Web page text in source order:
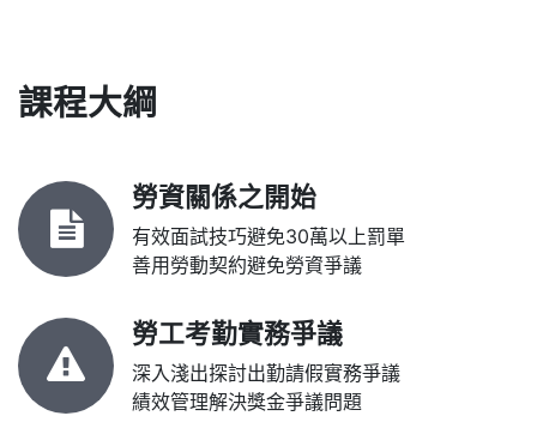
課程大綱
勞資關係之開始
有效面試技巧避免30萬以上罰單
善用勞動契約避免勞資爭議
勞工考勤實務爭議
深入淺出探討出勤請假實務爭議
績效管理解決獎金爭議問題